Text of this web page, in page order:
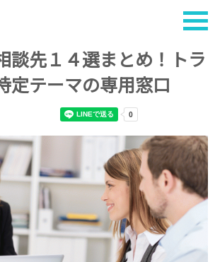
談先１４選まとめ！トラ
定テーマの専用窓口